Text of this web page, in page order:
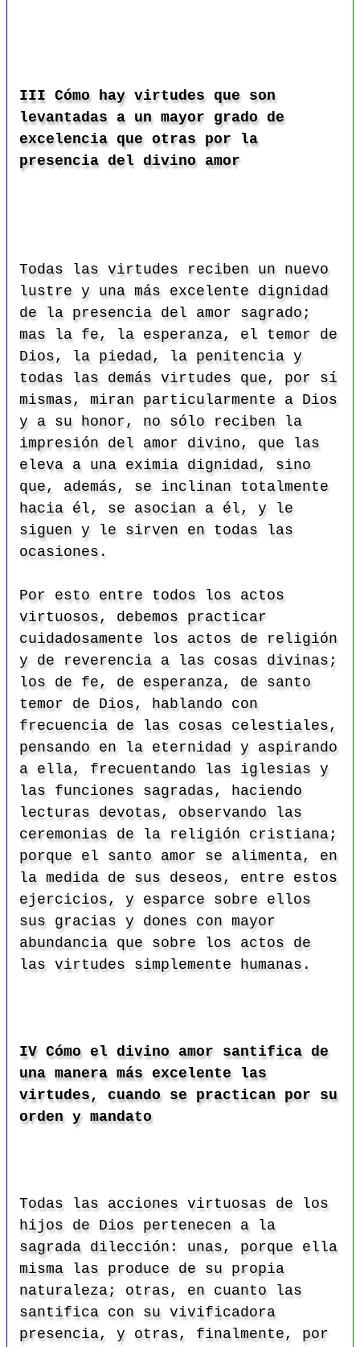
III Cómo hay virtudes que son
levantadas a un mayor grado de
excelencia que otras por la
presencia del divino amor
Todas las virtudes reciben un nuevo
lustre y una más excelente dignidad
de la presencia del amor sagrado;
mas la fe, la esperanza, el temor de
Dios, la piedad, la penitencia y
todas las demás virtudes que, por sí
mismas, miran particularmente a Dios
y a su honor, no sólo reciben la
impresión del amor divino, que las
eleva a una eximia dignidad, sino
que, además, se inclinan totalmente
hacia él, se asocian a él, y le
siguen y le sirven en todas las
ocasiones.
Por esto entre todos los actos
virtuosos, debemos practicar
cuidadosamente los actos de religión
y de reverencia a las cosas divinas;
los de fe, de esperanza, de santo
temor de Dios, hablando con
frecuencia de las cosas celestiales,
pensando en la eternidad y aspirando
a ella, frecuentando las iglesias y
las funciones sagradas, haciendo
lecturas devotas, observando las
ceremonias de la religión cristiana;
porque el santo amor se alimenta, en
la medida de sus deseos, entre estos
ejercicios, y esparce sobre ellos
sus gracias y dones con mayor
abundancia que sobre los actos de
las virtudes simplemente humanas.
IV Cómo el divino amor santifica de
una manera más excelente las
virtudes, cuando se practican por su
orden y mandato
Todas las acciones virtuosas de los
hijos de Dios pertenecen a la
sagrada dilección: unas, porque ella
misma las produce de su propia
naturaleza; otras, en cuanto las
santifica con su vivificadora
presencia, y otras, finalmente, por